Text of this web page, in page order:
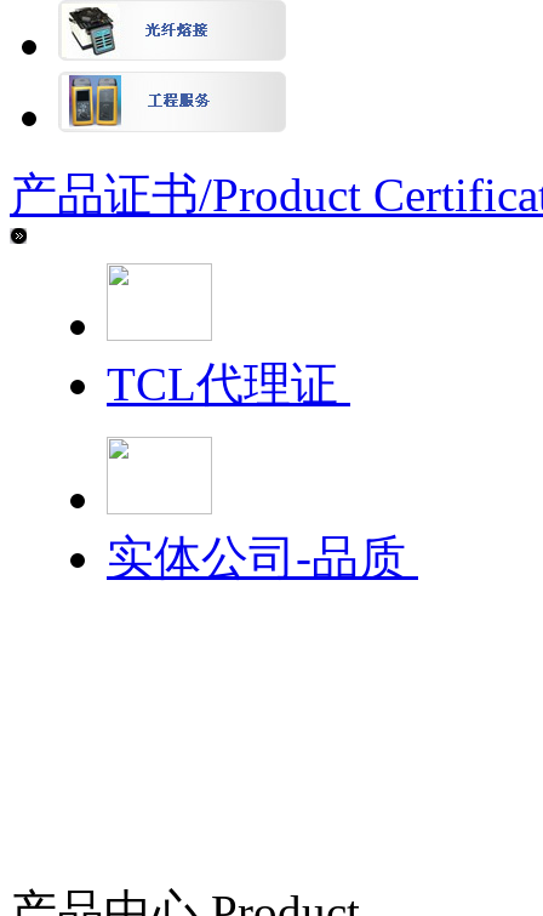
产品证书/Product
TCL代理证
实体公司-品质